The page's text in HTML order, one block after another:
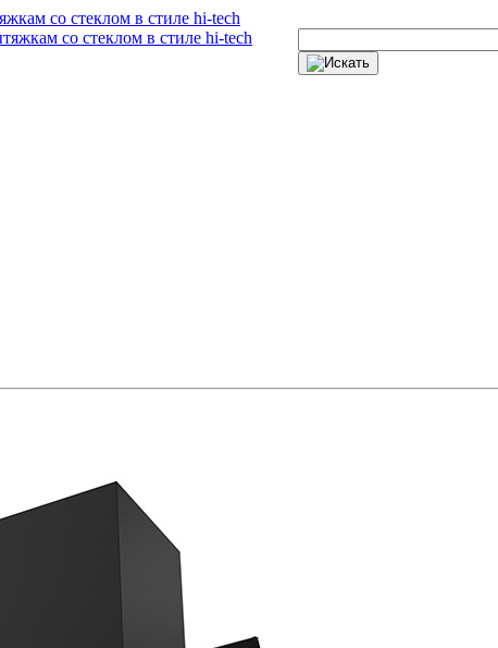
со стеклом в стиле hi-tech
со стеклом в стиле hi-tech